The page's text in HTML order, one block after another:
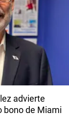
advierte
bono de Miami